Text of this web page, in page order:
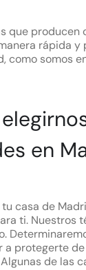
que producen
rápida
como somos
en
casa de
ti. Nuestros
a protegerte
de las